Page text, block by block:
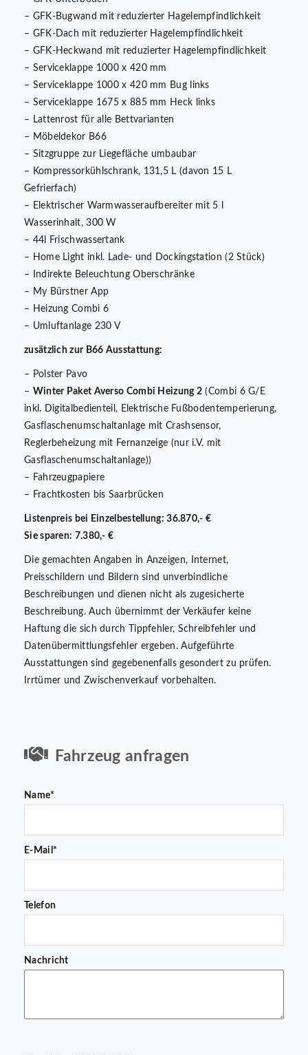
– GFK-Bugwand mit reduzierter Hagelempfindlichkeit
– GFK-Dach mit reduzierter Hagelempfindlichkeit
– GFK-Heckwand mit reduzierter Hagelempfindlichkeit
– Serviceklappe 1000 x 420 mm
– Serviceklappe 1000 x 420 mm Bug links
– Serviceklappe 1675 x 885 mm Heck links
– Lattenrost für alle Bettvarianten
– Möbeldekor B66
– Sitzgruppe zur Liegefläche umbaubar
– Kompressorkühlschrank, 131,5 L (davon 15 L
Gefrierfach)
– Elektrischer Warmwasseraufbereiter mit 5 l
Wasserinhalt, 300 W
– 44l Frischwassertank
– Home Light inkl. Lade- und Dockingstation (2 Stück)
– Indirekte Beleuchtung Oberschränke
– My Bürstner App
– Heizung Combi 6
– Umluftanlage 230 V
zusätzlich zur B66 Ausstattung:
– Polster Pavo
– Winter Paket Averso Combi Heizung 2 (Combi 6 G/E
inkl. Digitalbedienteil, Elektrische Fußbodentemperierung,
Gasflaschenumschaltanlage mit Crashsensor,
Reglerbeheizung mit Fernanzeige (nur i.V. mit
Gasflaschenumschaltanlage))
– Fahrzeugpapiere
– Frachtkosten bis Saarbrücken
Listenpreis bei Einzelbestellung: 36.870,- €
Sie sparen: 7.380,- €
Die gemachten Angaben in Anzeigen, Internet,
Preisschildern und Bildern sind unverbindliche
Beschreibungen und dienen nicht als zugesicherte
Beschreibung. Auch übernimmt der Verkäufer keine
Haftung die sich durch Tippfehler, Schreibfehler und
Datenübermittlungsfehler ergeben. Aufgeführte
Ausstattungen sind gegebenenfalls gesondert zu prüfen.
Irrtümer und Zwischenverkauf vorbehalten.
Fahrzeug anfragen
Name*
E-Mail*
Telefon
Nachricht